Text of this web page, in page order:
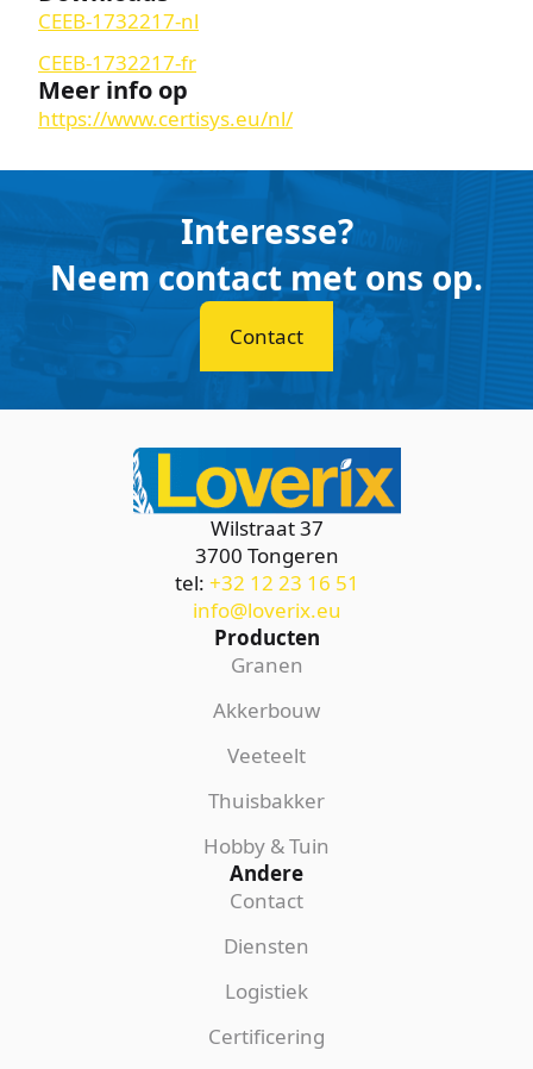
CEEB-1732217-nl
CEEB-1732217-fr
Meer info op
https://www.certisys.eu/nl/
Interesse?
Neem contact met ons op.
Contact
Wilstraat 37
3700 Tongeren
tel: +32 12 23 16 51
info@loverix.eu
Producten
Granen
Akkerbouw
Veeteelt
Thuisbakker
Hobby & Tuin
Andere
Contact
Diensten
Logistiek
Certificering